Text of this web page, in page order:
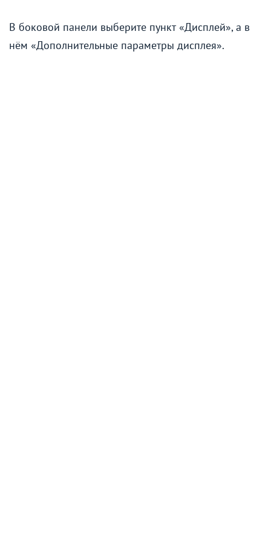
В боковой панели выберите пункт «Дисплей», а в
нём «Дополнительные параметры дисплея».